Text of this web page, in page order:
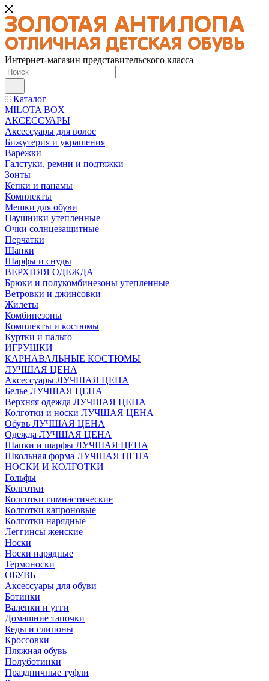
Интернет-магазин представительского класса
Каталог
MILOTA BOX
АКСЕССУАРЫ
Аксессуары для волос
Бижутерия и украшения
Варежки
Галстуки, ремни и подтяжки
Зонты
Кепки и панамы
Комплекты
Мешки для обуви
Наушники утепленные
Очки солнцезащитные
Перчатки
Шапки
Шарфы и снуды
ВЕРХНЯЯ ОДЕЖДА
Брюки и полукомбинезоны утепленные
Ветровки и джинсовки
Жилеты
Комбинезоны
Комплекты и костюмы
Куртки и пальто
ИГРУШКИ
КАРНАВАЛЬНЫЕ КОСТЮМЫ
ЛУЧШАЯ ЦЕНА
Аксессуары ЛУЧШАЯ ЦЕНА
Белье ЛУЧШАЯ ЦЕНА
Верхняя одежда ЛУЧШАЯ ЦЕНА
Колготки и носки ЛУЧШАЯ ЦЕНА
Обувь ЛУЧШАЯ ЦЕНА
Одежда ЛУЧШАЯ ЦЕНА
Шапки и шарфы ЛУЧШАЯ ЦЕНА
Школьная форма ЛУЧШАЯ ЦЕНА
НОСКИ И КОЛГОТКИ
Гольфы
Колготки
Колготки гимнастические
Колготки капроновые
Колготки нарядные
Леггинсы женские
Носки
Носки нарядные
Термоноски
ОБУВЬ
Аксессуары для обуви
Ботинки
Валенки и угги
Домашние тапочки
Кеды и слипоны
Кроссовки
Пляжная обувь
Полуботинки
Праздничные туфли